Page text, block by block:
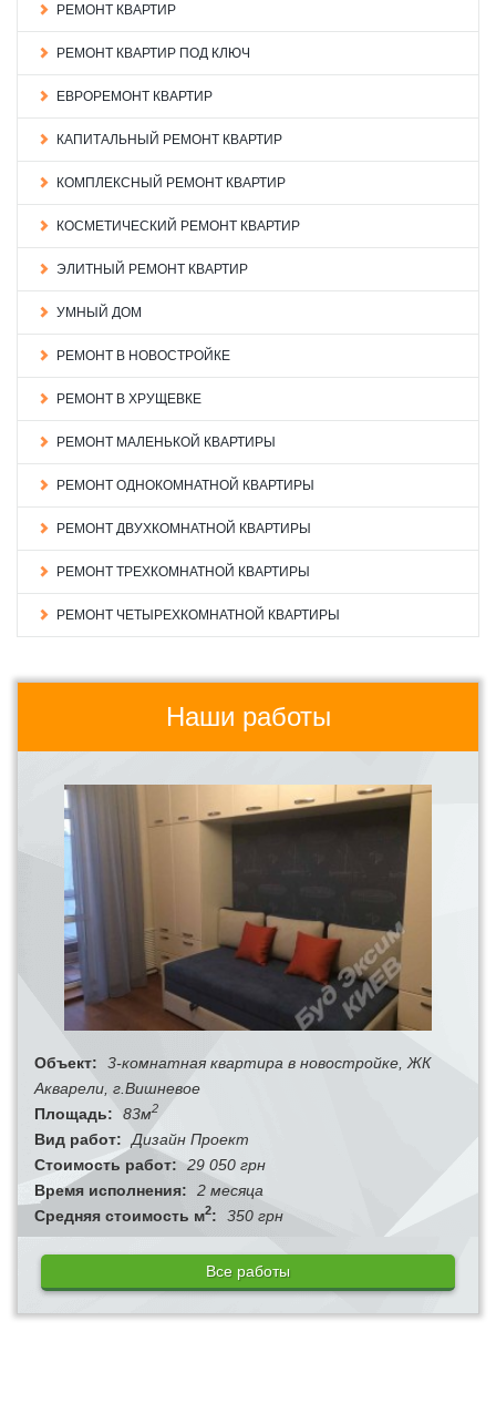
РЕМОНТ КВАРТИР
РЕМОНТ КВАРТИР ПОД КЛЮЧ
ЕВРОРЕМОНТ КВАРТИР
КАПИТАЛЬНЫЙ РЕМОНТ КВАРТИР
КОМПЛЕКСНЫЙ РЕМОНТ КВАРТИР
КОСМЕТИЧЕСКИЙ РЕМОНТ КВАРТИР
ЭЛИТНЫЙ РЕМОНТ КВАРТИР
УМНЫЙ ДОМ
РЕМОНТ В НОВОСТРОЙКЕ
РЕМОНТ В ХРУЩЕВКЕ
РЕМОНТ МАЛЕНЬКОЙ КВАРТИРЫ
РЕМОНТ ОДНОКОМНАТНОЙ КВАРТИРЫ
РЕМОНТ ДВУХКОМНАТНОЙ КВАРТИРЫ
РЕМОНТ ТРЕХКОМНАТНОЙ КВАРТИРЫ
РЕМОНТ ЧЕТЫРЕХКОМНАТНОЙ КВАРТИРЫ
Наши работы
Объект:
3-комнатная квартира в новостройке, ЖК
Акварели, г.Вишневое
Площадь:
83м2
Вид работ:
Дизайн Проект
Стоимость работ: 29 050 грн
Время исполнения:
2 месяца
Средняя стоимость м2: 350 грн
Все работы